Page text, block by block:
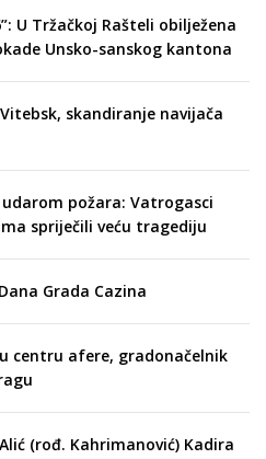
U Tržačkoj Rašteli obilježena
Unsko-sanskog kantona
skandiranje navijača
požara: Vatrogasci
spriječili veću tragediju
Grada Cazina
centru afere, gradonačelnik
(rođ. Kahrimanović) Kadira